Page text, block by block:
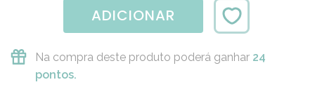
ADICIONAR
Na compra deste produto poderá ganhar 24
pontos.